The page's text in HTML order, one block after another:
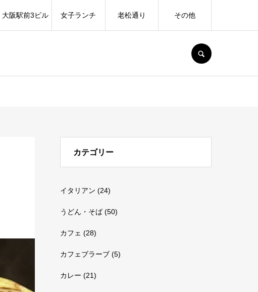
大阪駅前3ビル 女子ランチ 老松通り その他
カテゴリー
イタリアン (24)
うどん・そば(50)
カフェ (28)
カフェブラーブ (5)
カレー (21)